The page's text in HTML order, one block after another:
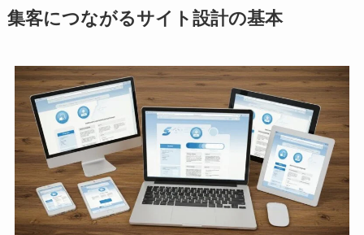
集客につながるサイト設計の基本